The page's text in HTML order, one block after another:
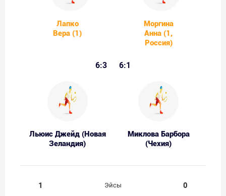
Лапко
Вера (1)
Моргина
Анна (1,
Россия)
6:3 6:1
Льюис Джейд (Новая
Зеландия)
Миклова Барбора
(Чехия)
1 Эйсы
0